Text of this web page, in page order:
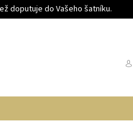
doputuje do Vašeho šatníku.